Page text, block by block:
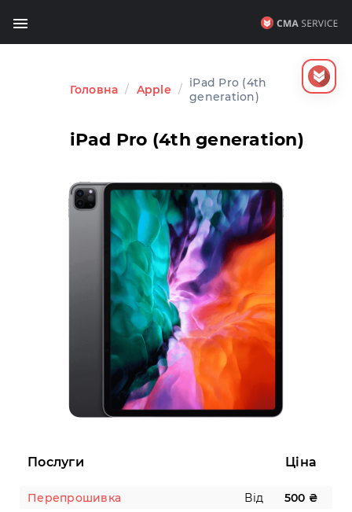
Головна / Apple / iPad Pro (4th
generation)
iPad Pro (4th generation)
Послуги Ціна
Перепрошивка Від
500 ₴